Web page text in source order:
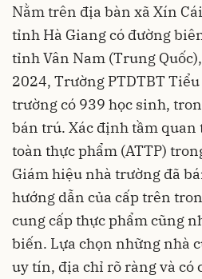
Nằm trên địa bàn xã Xín
tỉnh Hà Giang có đường
tỉnh Vân Nam (Trung
2024, Trường PTDTBT
trường có 939 học sinh,
bán trú. Xác định tầm quan
toàn thực phẩm (ATTP)
Giám hiệu nhà trường đã
hướng dẫn của cấp trên
cung cấp thực phẩm cũng
biến. Lựa chọn những nhà
uy tín, địa chỉ rõ ràng và có